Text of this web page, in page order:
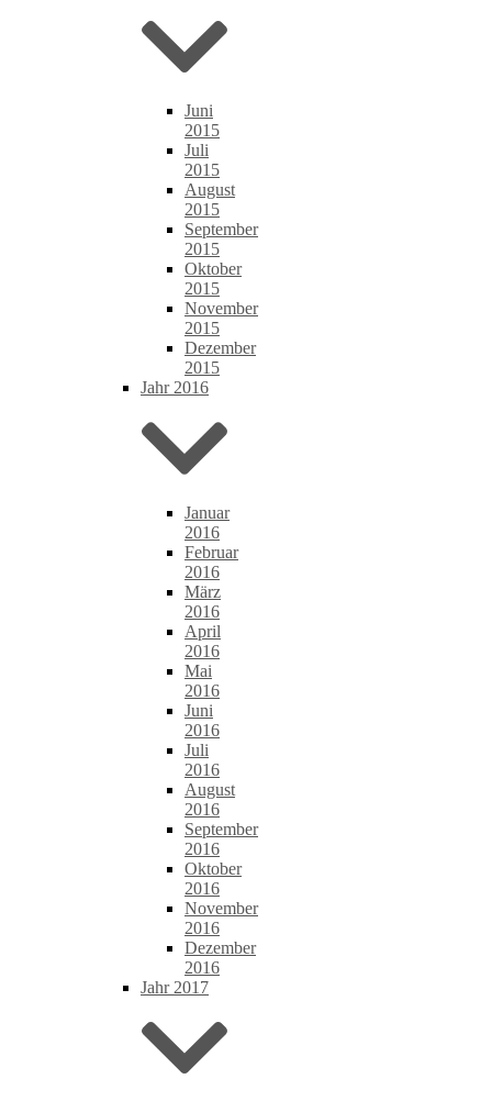
Juni
2015
Juli
2015
August
2015
September
2015
Oktober
2015
November
2015
Dezember
2015
Jahr 2016
Januar
2016
Februar
2016
März
2016
April
2016
Mai
2016
Juni
2016
Juli
2016
August
2016
September
2016
Oktober
2016
November
2016
Dezember
2016
Jahr 2017